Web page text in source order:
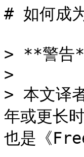
# 如何成
> **警告
>
> 本文译
年或更长
也是《